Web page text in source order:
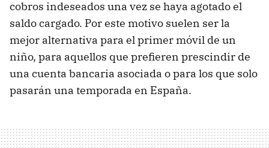
cobros indeseados una vez se haya agotado el
saldo cargado. Por este motivo suelen ser la
mejor alternativa para el primer móvil de un
niño, para aquellos que prefieren prescindir de
una cuenta bancaria asociada o para los que solo
pasarán una temporada en España.